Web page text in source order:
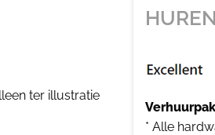
ter illustratie
HUREN
* Alle